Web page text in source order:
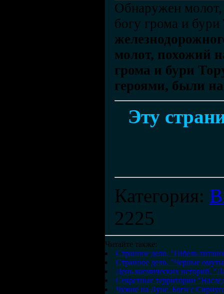
Обнаружен молот,
богу грома и
молот, похожий
грома и бури
героями, были
Эту
Категория:
2225
Читайте также:
Странное дело. "Гибель
Странное дело. "Черные
День космических историй.
Секретные территории
Чужие на Луне. Боги с